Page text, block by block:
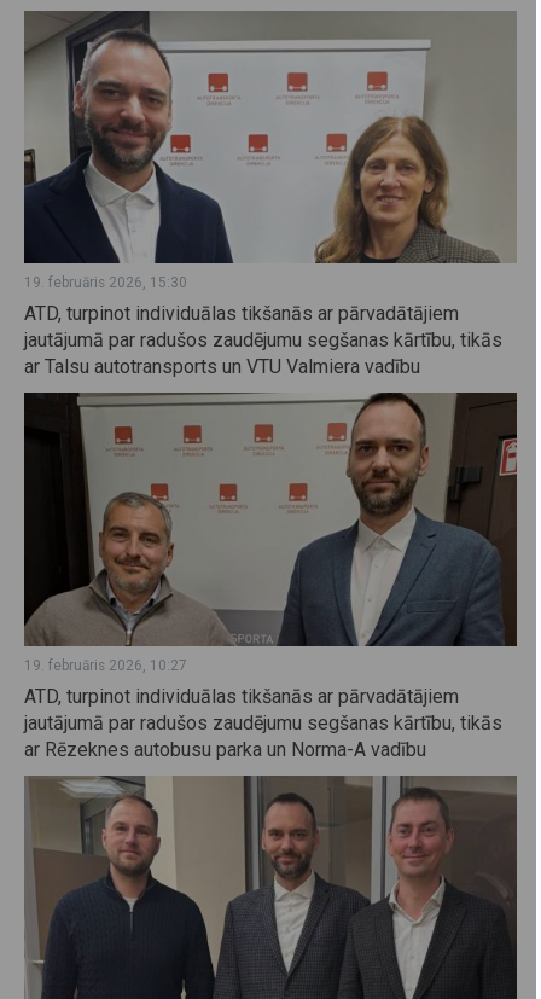
19. februāris 2026, 15:30
ATD, turpinot individuālas tikšanās ar pārvadātājiem
jautājumā par radušos zaudējumu segšanas kārtību, tikās
ar Talsu autotransports un VTU Valmiera vadību
19. februāris 2026, 10:27
ATD, turpinot individuālas tikšanās ar pārvadātājiem
jautājumā par radušos zaudējumu segšanas kārtību, tikās
ar Rēzeknes autobusu parka un Norma-A vadību